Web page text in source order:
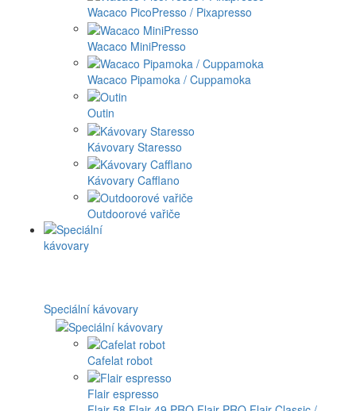
Wacaco PicoPresso / Pixapresso
Wacaco MiniPresso
Wacaco Pipamoka / Cuppamoka
Outin
Kávovary Staresso
Kávovary Cafflano
Outdoorové vařiče
Speciální kávovary
Cafelat robot
Flair espresso